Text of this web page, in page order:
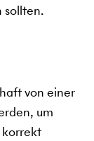
sollten.
von einer
um
korrekt